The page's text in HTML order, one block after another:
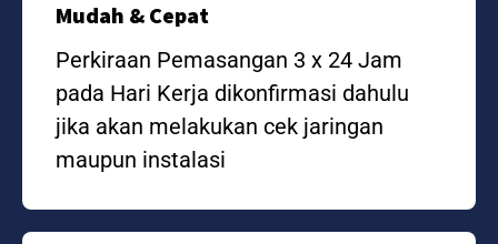
Mudah & Cepat
Perkiraan Pemasangan 3 x 24 Jam
pada Hari Kerja dikonfirmasi dahulu
jika akan melakukan cek jaringan
maupun instalasi